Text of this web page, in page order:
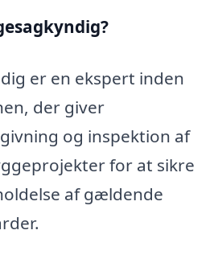
?
er en ekspert inden
der giver
og inspektion af
for at sikre
af gældende